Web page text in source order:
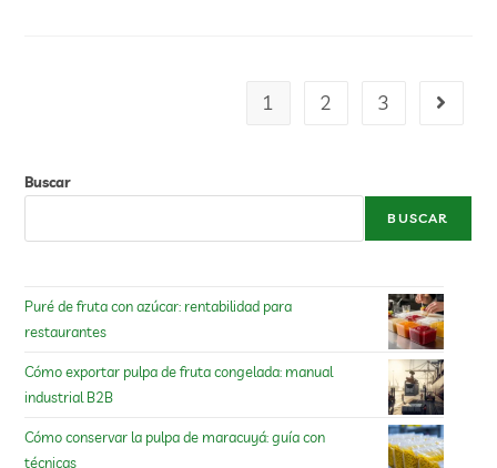
1 2 3
Buscar
BUSCAR
Puré de fruta con azúcar: rentabilidad para
restaurantes
Cómo exportar pulpa de fruta congelada: manual
industrial B2B
Cómo conservar la pulpa de maracuyá: guía con
técnicas